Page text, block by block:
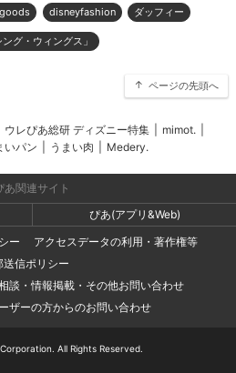
disneyfashion ダッフィー
グ・ウィングス」
ページの先頭へ
ウレぴあ総研 ディズニー特集 mimot.
いパン うまい肉 Medery.
あ関連サイト
ぴあ(アプリ&Web)
ー
アクセスデータの利用・著作権等
送信ポリシー
談・情報掲載・その他お問い合わせ
ザーの方からのお問い合わせ
All Rights Reserved.